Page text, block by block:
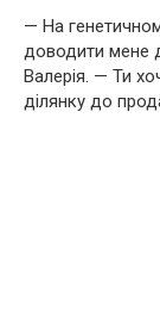
— На
доводити мене
Валерія. — Ти
ділянку до